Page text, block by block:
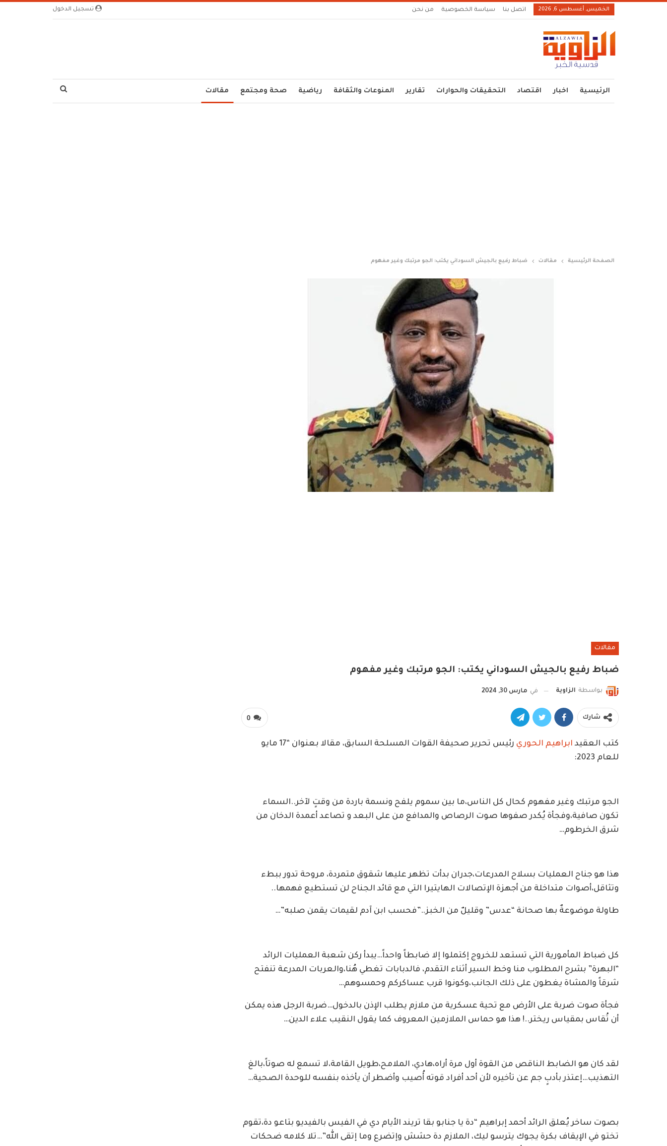
تسجيل الدخول الخميس, أغسطس 6, 2026 اتصل بنا سياسة الخصوصية من نحن
الرئيسية اخبار اقتصاد التحقيقات والحوارات تقارير المنوعات والثقافة رياضية صحة ومجتمع مقالات
الصفحة الرئيسية مقالات ضباط رفيع بالجيش السوداني يكتب: الجو مرتبك وغير مفهوم
مقالات
ضباط رفيع بالجيش السوداني يكتب: الجو مرتبك وغير مفهوم
بواسطة الزاوية في مارس 30, 2024
0 شارك
كتب العقيد ابراهيم الحوري
رئيس تحرير صحيفة القوات المسلحة السابق، مقالا بعنوان “17 مايو
للعام 2023:
الجو مرتبك وغير مفهوم كحال كل الناس،ما بين سموم يلفح ونسمة باردة من وقتٍ لآخر..السماء
تكون صافية،وفجأة يُكدر صفوها صوت الرصاص والمدافع من على البعد و تصاعد أعمدة الدخان من
شرق الخرطوم…
هذا هو جناح العمليات بسلاح المدرعات،جدران بدأت تظهر عليها شقوق متمردة، مروحة تدور ببطء
وتثاقل،أصوات متداخلة من أجهزة الإتصالات الهايتيرا التي مع قائد الجناح لن تستطيع فهمها..
طاولة موضوعةٌ بها صحانة “عدس” وقليلٌ من الخبز..”فحسب ابن آدم لقيمات يقمن صلبه”…
كل ضباط المأمورية التي تستعد للخروج إكتملوا إلا ضابطاً واحداً…يبدأ ركن شعبة العمليات الرائد
“البهرة” بشرح المطلوب منا وخط السير أثناء التقدم، فالدبابات تغطي هُنا،والعربات المدرعة تنفتح
شرقاً والمشاة يغطون على ذلك الجانب،وكونوا قرب عساكركم وحمسوهم…
فجأة صوت ضربة على الأرض مع تحية عسكرية من ملازم يطلب الإذن بالدخول…ضربة الرجل هذه يمكن
أن تُقاس بمقياس ريختر..! هذا هو حماس الملازمين المعروف كما يقول النقيب علاء الدين…
لقد كان هو الضابط الناقص من القوة أول مرة أراه،هادي، الملامح،طويل القامة،لا تسمع له صوتاً،بالغ
التهذيب…إعتذر بأدبٍ جم عن تأخيره لأن أحد أفراد قوته أُصيب وأضطر أن يأخذه بنفسه للوحدة الصحية…
بصوت ساخر يُعلق الرائد أحمد إبراهيم “دة يا جنابو بقا تريند الأيام دي في الفيس بالفيديو بتاعو دة،تقوم
تختو في الإيقاف بكرة يجوك يترسو ليك، الملازم دة حشش وإتضرع وما إتقى الله”…تلا كلامه ضحكات